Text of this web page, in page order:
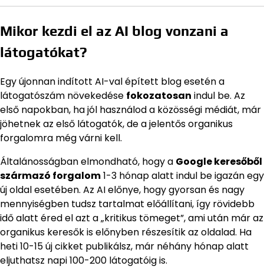
Mikor kezdi el az AI blog vonzani a
látogatókat?
Egy újonnan indított AI-val épített blog esetén a
látogatószám növekedése fokozatosan indul be. Az
első napokban, ha jól használod a közösségi médiát, már
jöhetnek az első látogatók, de a jelentős organikus
forgalomra még várni kell.
Általánosságban elmondható, hogy a Google keresőből
származó forgalom1-3 hónap alatt indul be igazán egy
új oldal esetében. Az AI előnye, hogy gyorsan és nagy
mennyiségben tudsz tartalmat előállítani, így rövidebb
idő alatt éred el azt a „kritikus tömeget”, ami után már az
organikus keresők is előnyben részesítik az oldalad. Ha
heti 10-15 új cikket publikálsz, már néhány hónap alatt
eljuthatsz napi 100-200 látogatóig is.